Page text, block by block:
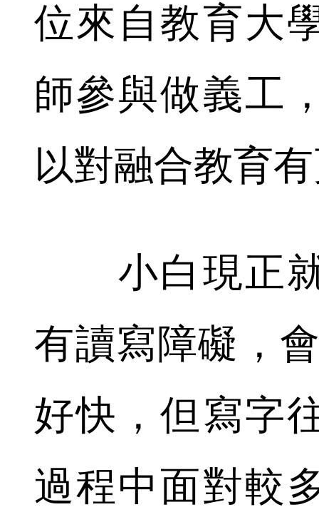
位來自教育大
師參與做義工
以對融合教育
小白現正就
有讀寫障礙，
好快，但寫字
過程中面對較